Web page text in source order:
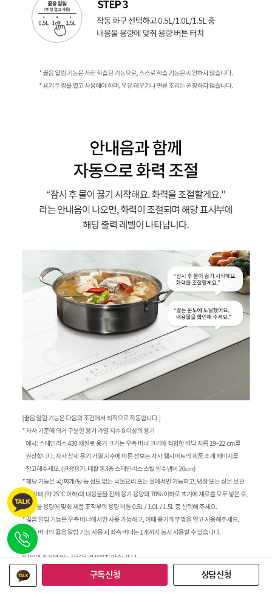
구독신청 상담신청